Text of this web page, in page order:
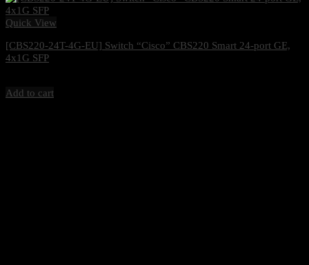
Quick View
[CBS220-24T-4G-EU] Switch “Cisco” CBS220 Smart 24-port GE,
4x1G SFP
Add to cart